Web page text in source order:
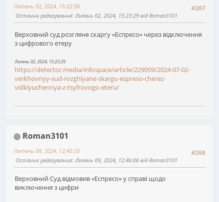
#267
Липень 02, 2024, 15:22:58
Останнє редагування: Липень 02, 2024, 15:23:29 від Roman3101
Верховний суд розгляне скаргу «Еспресо» через відключення
з цифрового етеру
Липень 02, 2024, 15:23:29
https://detector.media/infospace/article/229059/2024-07-02-
verkhovnyy-sud-rozghlyane-skargu-espreso-cherez-
vidklyuchennya-z-tsyfrovogo-eteru/
Roman3101
#268
Липень 09, 2024, 12:45:33
Останнє редагування: Липень 09, 2024, 12:46:06 від Roman3101
Верховний Суд відмовив «Еспресо» у справі щодо
виключення з цифри